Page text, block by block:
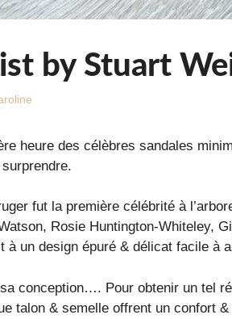
by Stuart
heure des célèbres sandales
fut la première célébrité à
Rosie Huntington-Whiteley,
à un design épuré & délicat facile à
conception…. Pour obtenir un tel
talon & semelle offrent un confort